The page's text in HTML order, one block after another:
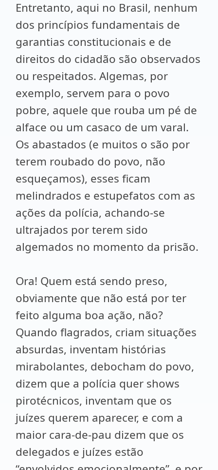
Entretanto, aqui no Brasil, nenhum
dos princípios fundamentais de
garantias constitucionais e de
direitos do cidadão são observados
ou respeitados. Algemas, por
exemplo, servem para o povo
pobre, aquele que rouba um pé de
alface ou um casaco de um varal.
Os abastados (e muitos o são por
terem roubado do povo, não
esqueçamos), esses ficam
melindrados e estupefatos com as
ações da polícia, achando-se
ultrajados por terem sido
algemados no momento da prisão.
Ora! Quem está sendo preso,
obviamente que não está por ter
feito alguma boa ação, não?
Quando flagrados, criam situações
absurdas, inventam histórias
mirabolantes, debocham do povo,
dizem que a polícia quer shows
pirotécnicos, inventam que os
juízes querem aparecer, e com a
maior cara-de-pau dizem que os
delegados e juízes estão